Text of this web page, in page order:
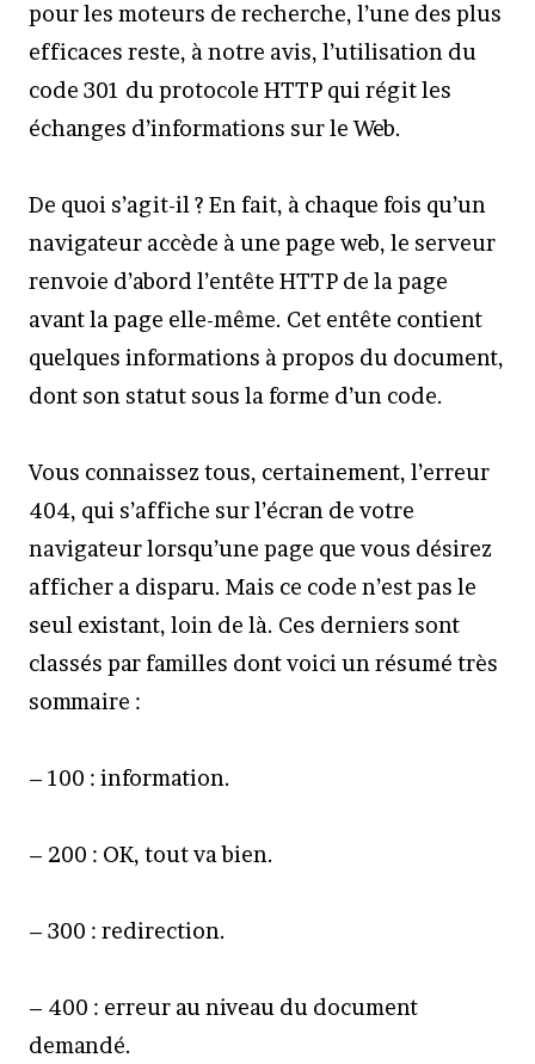
pour les moteurs de recherche, l’une des plus
efficaces reste, à notre avis, l’utilisation du
code 301 du protocole HTTP qui régit les
échanges d’informations sur le Web.
De quoi s’agit-il ? En fait, à chaque fois qu’un
navigateur accède à une page web, le serveur
renvoie d’abord l’entête HTTP de la page
avant la page elle-même. Cet entête contient
quelques informations à propos du document,
dont son statut sous la forme d’un code.
Vous connaissez tous, certainement, l’erreur
404, qui s’affiche sur l’écran de votre
navigateur lorsqu’une page que vous désirez
afficher a disparu. Mais ce code n’est pas le
seul existant, loin de là. Ces derniers sont
classés par familles dont voici un résumé très
sommaire :
– 100 : information.
– 200 : OK, tout va bien.
– 300 : redirection.
– 400 : erreur au niveau du document
demandé.